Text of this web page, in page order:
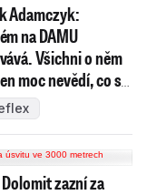
Adamczyk:
na DAMU
Všichni o něm
moc nevědí, co s
zazní za